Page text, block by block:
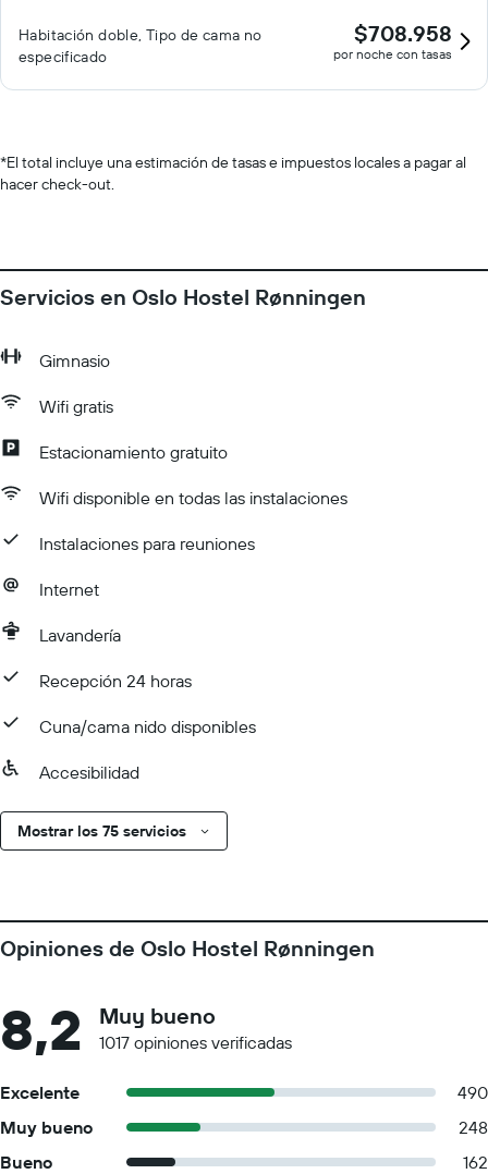
Habitación doble, Tipo de cama no
especificado
$708.958
por noche con tasas
*El total incluye una estimación de tasas e impuestos locales a pagar al
hacer check-out.
Servicios en Oslo Hostel Rønningen
Gimnasio
Wifi gratis
Estacionamiento gratuito
Wifi disponible en todas las instalaciones
Instalaciones para reuniones
Internet
Lavandería
Recepción 24 horas
Cuna/cama nido disponibles
Accesibilidad
Mostrar los 75 servicios
Opiniones de Oslo Hostel Rønningen
8,2 Muy bueno
1017 opiniones verificadas
Excelente
490
Muy bueno
248
Bueno
162